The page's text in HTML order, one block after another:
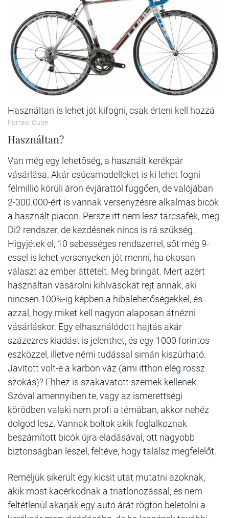
Használtan is lehet jót kifogni, csak érteni kell hozzá
Forrás: Cube
Használtan?
Van még egy lehetőség, a használt kerékpár
vásárlása. Akár csúcsmodelleket is ki lehet fogni
félmillió körüli áron évjárattól függően, de valójában
2-300.000-ért is vannak versenyzésre alkalmas bicók
a használt piacon. Persze itt nem lesz tárcsafék, meg
Di2 rendszer, de kezdésnek nincs is rá szükség.
Higyjétek el, 10 sebességes rendszerrel, sőt még 9-
essel is lehet versenyeken jót menni, ha okosan
választ az ember áttételt. Meg bringát. Mert azért
használtan vásárolni kihívásokat rejt annak, aki
nincsen 100%-ig képben a hibalehetőségekkel, és
azzal, hogy miket kell nagyon alaposan átnézni
vásárláskor. Egy elhasználódott hajtás akár
százezres kiadást is jelenthet, és egy 1000 forintos
eszközzel, illetve némi tudással simán kiszúrható.
Javított volt-e a karbon váz (ami itthon elég rossz
szokás)? Ehhez is szakavatott szemek kellenek.
Szóval amennyiben te, vagy az ismerettségi
körödben valaki nem profi a témában, akkor nehéz
dolgod lesz. Vannak boltok akik foglalkoznak
beszámított bicók újra eladásával, ott nagyobb
biztonságban leszel, feltéve, hogy találsz megfelelőt.
Reméljük sikerült egy kicsit utat mutatni azoknak,
akik most kacérkodnak a triatlonozással, és nem
feltétlenül akarják egy autó árát rögtön beletolni a